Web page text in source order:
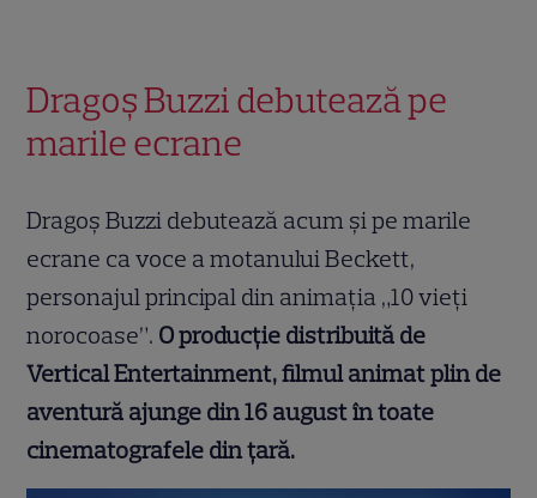
Dragoș Buzzi debutează pe
marile ecrane
Dragoș Buzzi debutează acum și pe marile
ecrane ca voce a motanului Beckett,
personajul principal din animația „10 vieți
norocoase”. O producție distribuită de
Vertical Entertainment, filmul animat plin de
aventură ajunge din 16 august în toate
cinematografele din țară.